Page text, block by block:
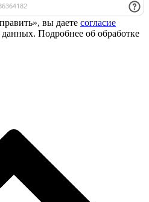
вы даете согласие
Подробнее об обработке